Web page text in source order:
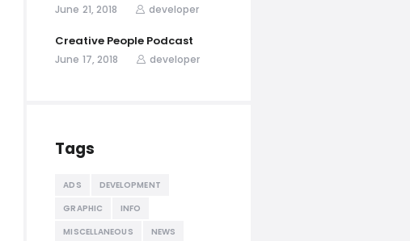
June 21, 2018 developer
Creative People Podcast
June 17, 2018 developer
Tags
ADS
DEVELOPMENT
GRAPHIC
INFO
MISCELLANEOUS
NEWS